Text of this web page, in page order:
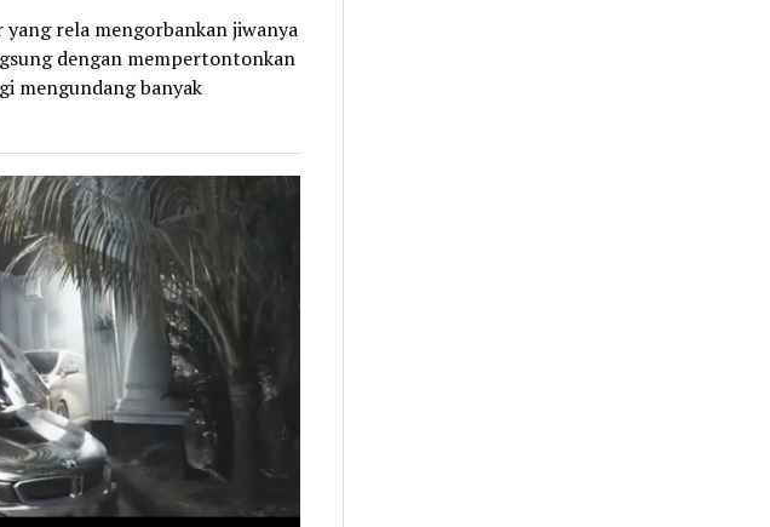
rela mengorbankan jiwanya
dengan mempertontonkan
mengundang banyak